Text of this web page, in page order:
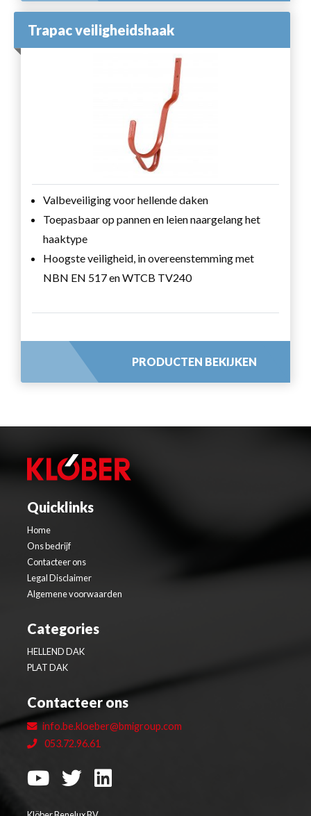
Trapac veiligheidshaak
Valbeveiliging voor hellende daken
Toepasbaar op pannen en leien naargelang het
haaktype
Hoogste veiligheid, in overeenstemming met
NBN EN 517 en WTCB TV240
PRODUCTEN BEKIJKEN
Quicklinks
Home
Ons bedrijf
Contacteer ons
Legal Disclaimer
Algemene voorwaarden
Categories
HELLEND DAK
PLAT DAK
Contacteer ons
info.be.kloeber@bmigroup.com
053.72.96.61